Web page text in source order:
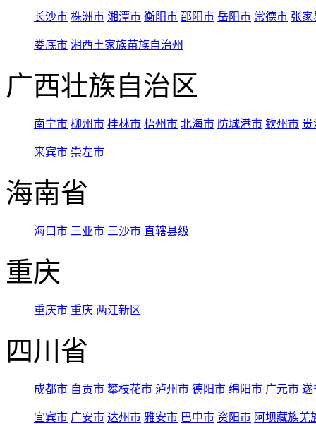
长沙市 株洲市 湘潭市 衡阳市 邵阳市 岳阳市 常德市 张家
娄底市 湘西土家族苗族自治州
广西壮族自治区
南宁市 柳州市 桂林市 梧州市 北海市 防城港市 钦州市 贵
来宾市 崇左市
海南省
海口市 三亚市 三沙市 直辖县级
重庆
重庆市 重庆 两江新区
四川省
成都市 自贡市 攀枝花市 泸州市 德阳市 绵阳市 广元市 遂
宜宾市 广安市 达州市 雅安市 巴中市 资阳市 阿坝藏族羌